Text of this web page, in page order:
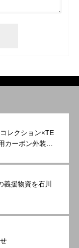
レクション×TE
ーボン外装シ
援物資を石川